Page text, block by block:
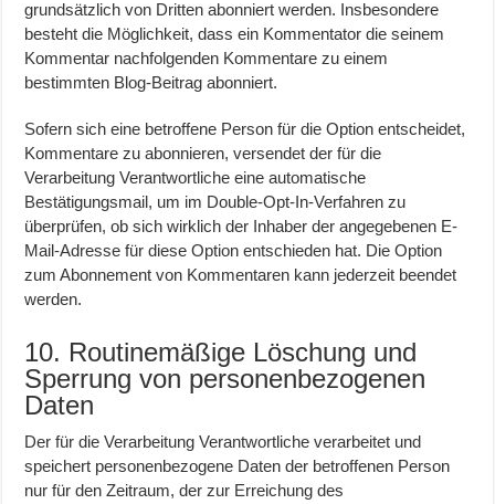
grundsätzlich von Dritten abonniert werden. Insbesondere
besteht die Möglichkeit, dass ein Kommentator die seinem
Kommentar nachfolgenden Kommentare zu einem
bestimmten Blog-Beitrag abonniert.
Sofern sich eine betroffene Person für die Option entscheidet,
Kommentare zu abonnieren, versendet der für die
Verarbeitung Verantwortliche eine automatische
Bestätigungsmail, um im Double-Opt-In-Verfahren zu
überprüfen, ob sich wirklich der Inhaber der angegebenen E-
Mail-Adresse für diese Option entschieden hat. Die Option
zum Abonnement von Kommentaren kann jederzeit beendet
werden.
10. Routinemäßige Löschung und
Sperrung von personenbezogenen
Daten
Der für die Verarbeitung Verantwortliche verarbeitet und
speichert personenbezogene Daten der betroffenen Person
nur für den Zeitraum, der zur Erreichung des